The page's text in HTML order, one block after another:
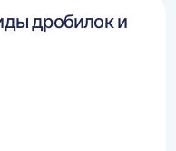
дробилок и